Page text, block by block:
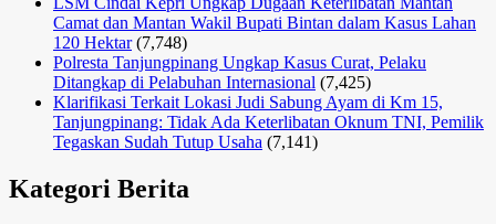
Camat dan Mantan Wakil Bupati Bintan dalam Kasus Lahan
120 Hektar (7,748)
Polresta Tanjungpinang Ungkap Kasus Curat, Pelaku
Ditangkap di Pelabuhan Internasional (7,425)
Klarifikasi Terkait Lokasi Judi Sabung Ayam di Km 15,
Tanjungpinang: Tidak Ada Keterlibatan Oknum TNI, Pemilik
Tegaskan Sudah Tutup Usaha (7,141)
Kategori Berita